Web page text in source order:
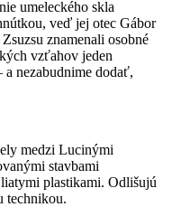
umeleckého skla
veď jej otec Gábor
znamenali osobné
vzťahov jeden
nezabudnime dodať,
medzi Lucinými
stavbami
plastikami. Odlišujú
technikou.